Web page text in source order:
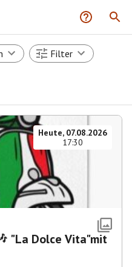
Filter
Heute, 07.08.2026
17:30